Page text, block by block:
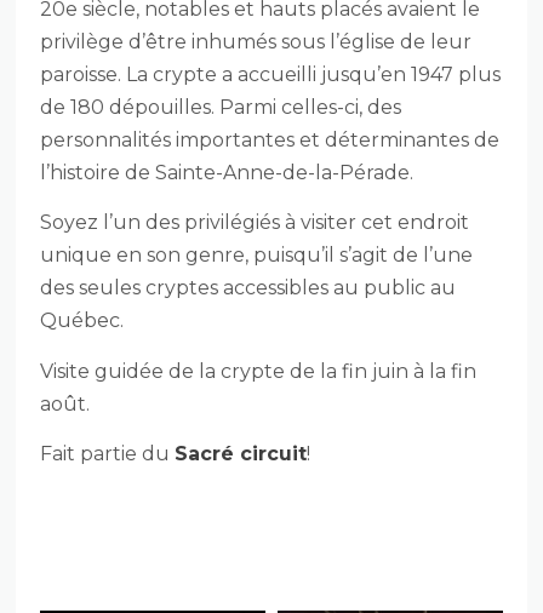
20e siècle, notables et hauts placés avaient le
privilège d’être inhumés sous l’église de leur
paroisse. La crypte a accueilli jusqu’en 1947 plus
de 180 dépouilles. Parmi celles-ci, des
personnalités importantes et déterminantes de
l’histoire de Sainte-Anne-de-la-Pérade.
Soyez l’un des privilégiés à visiter cet endroit
unique en son genre, puisqu’il s’agit de l’une
des seules cryptes accessibles au public au
Québec.
Visite guidée de la crypte de la fin juin à la fin
août.
Fait partie du Sacré circuit!